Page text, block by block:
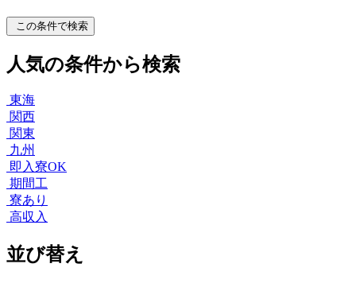
この条件で検索
人気の条件から検索
東海
関西
関東
九州
即入寮OK
期間工
寮あり
高収入
並び替え